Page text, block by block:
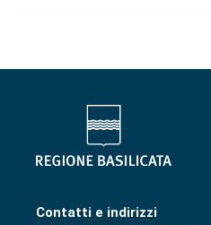
Contatti e indirizzi